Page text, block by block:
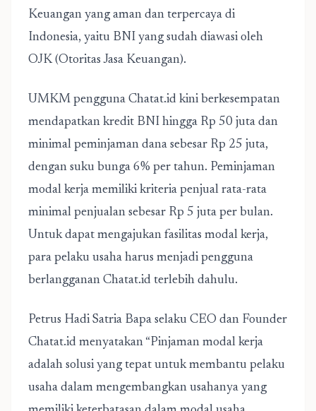
Keuangan yang aman dan terpercaya di
Indonesia, yaitu BNI yang sudah diawasi oleh
OJK (Otoritas Jasa Keuangan).
UMKM pengguna Chatat.id kini berkesempatan
mendapatkan kredit BNI hingga Rp 50 juta dan
minimal peminjaman dana sebesar Rp 25 juta,
dengan suku bunga 6% per tahun. Peminjaman
modal kerja memiliki kriteria penjual rata-rata
minimal penjualan sebesar Rp 5 juta per bulan.
Untuk dapat mengajukan fasilitas modal kerja,
para pelaku usaha harus menjadi pengguna
berlangganan Chatat.id terlebih dahulu.
Petrus Hadi Satria Bapa selaku CEO dan Founder
Chatat.id menyatakan “Pinjaman modal kerja
adalah solusi yang tepat untuk membantu pelaku
usaha dalam mengembangkan usahanya yang